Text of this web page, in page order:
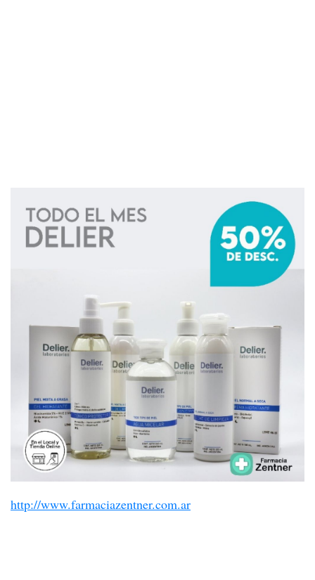
http://www.farmaciazentner.com.ar